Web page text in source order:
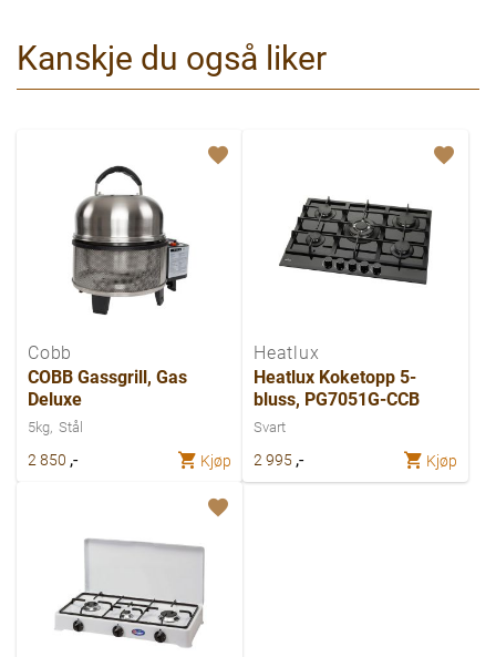
Kanskje du også liker
Cobb
COBB Gassgrill, Gas
Deluxe
5kg Stål
2 850 ,- Kjøp
Heatlux
Heatlux Koketopp 5-
bluss, PG7051G-CCB
Svart
2 995 ,- Kjøp